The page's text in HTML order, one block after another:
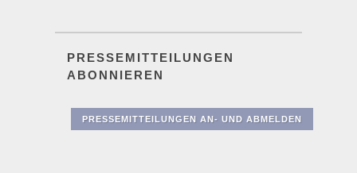
PRESSEMITTEILUNGEN
ABONNIEREN
PRESSEMITTEILUNGEN AN- UND ABMELDEN